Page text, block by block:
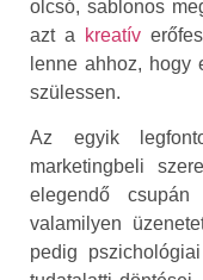
olcsó, sablonos
azt a
kreatív
lenne ahhoz, hogy
szülessen.
Az egyik
marketingbeli
elegendő
valamilyen
pedig